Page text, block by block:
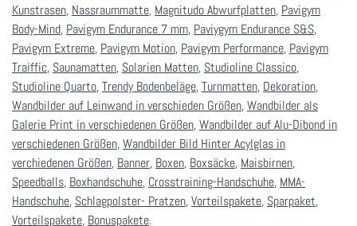
Kunstrasen, Nassraummatte, Magnitudo Abwurfplatten, Pavigym
Body-Mind, Pavigym Endurance 7 mm, Paviygym Endurance S&S,
Pavigym Extreme, Pavigym Motion, Pavigym Performance, Pavigym
Traiffic, Saunamatten, Solarien Matten, Studioline Classico,
Studioline Quarto,Trendy Bodenbeläge,Turnmatten, Dekoration,
Wandbilder auf Leinwand in verschieden Größen,Wandbilder als
Galerie Print in verschiedenen Größen,Wandbilder auf Alu-Dibond in
verschiedenen Größen,Wandbilder Bild Hinter Acylglas in
verchiedenen Größen, Banner, Boxen, Boxsäcke, Maisbirnen,
Speedballs, Boxhandschuhe, Crosstraining-Handschuhe, MMA-
Handschuhe, Schlagpolster- Pratzen,Vorteilspakete, Sparpaket,
Vorteilspakete, Bonuspakete.